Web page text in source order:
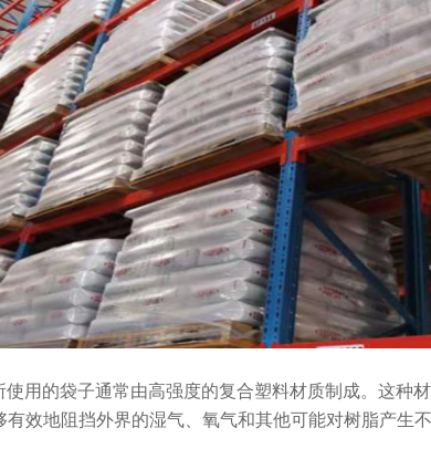
用的袋子通常由高强度的复合塑料材质制成。这种
效地阻挡外界的湿气、氧气和其他可能对树脂产生